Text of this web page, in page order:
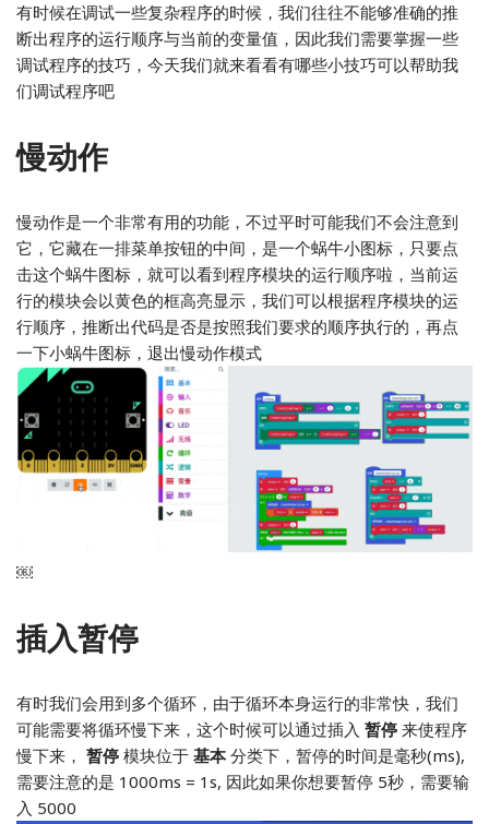
有时候在调试一些复杂程序的时候，我们往往不能够准确的推
断出程序的运行顺序与当前的变量值，因此我们需要掌握一些
调试程序的技巧，今天我们就来看看有哪些小技巧可以帮助我
们调试程序吧
慢动作
慢动作是一个非常有用的功能，不过平时可能我们不会注意到
它，它藏在一排菜单按钮的中间，是一个蜗牛小图标，只要点
击这个蜗牛图标，就可以看到程序模块的运行顺序啦，当前运
行的模块会以黄色的框高亮显示，我们可以根据程序模块的运
行顺序，推断出代码是否是按照我们要求的顺序执行的，再点
一下小蜗牛图标，退出慢动作模式
￼
插入暂停
有时我们会用到多个循环，由于循环本身运行的非常快，我们
可能需要将循环慢下来，这个时候可以通过插入 暂停 来使程序
慢下来， 暂停 模块位于 基本分类下，暂停的时间是毫秒(ms),
需要注意的是 1000ms = 1s, 因此如果你想要暂停 5秒，需要输
入 5000